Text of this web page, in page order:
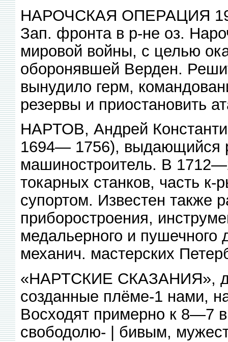
НАРОЧСКАЯ ОПЕРАЦИЯ
Зап. фронта в р-не оз.
мировой войны, с целью
оборонявшей Верден.
вынудило герм,
резервы и приостановить
НАРТОВ, Андрей
1694— 1756), выдающийся
машиностроитель. В
токарных станков, часть
супортом. Известен также
приборостроения,
медальерного и пушечного
механич. мастерских
«НАРТСКИЕ СКАЗАНИЯ»,
созданные плёме-1 нами,
Восходят примерно к 8—7
свободолю- | бивым,